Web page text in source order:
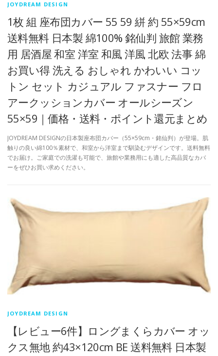
JOYDREAM DESIGN
1枚 組 座布団カバー 55 59 絣 約 55×59cm
送料無料 日本製 綿100% 銘仙判 旅館 業務
用 居酒屋 和室 洋室 和風 洋風 北欧 法事 綿
お買い得 洗える おしゃれ かわいい コッ
トン セット カジュアル ファスナー フロ
アークッションカバー オールシーズン
55×59｜価格・送料・ポイント還元まとめ
JOYDREAM DESIGNの日本製座布団カバー（55×59cm・銘仙判）が登場。肌
触りの良い綿100％素材で、和室から洋室まで馴染むデザインです。送料無料
でお届け。ご家庭での洗濯も可能で、旅館や業務用にも適した高品質なカバ
ーをぜひお買い求めください。
JOYDREAM DESIGN
【レビュー6件】ロングまくらカバー オッ
クス無地 約43×120cm BE 送料無料 日本製